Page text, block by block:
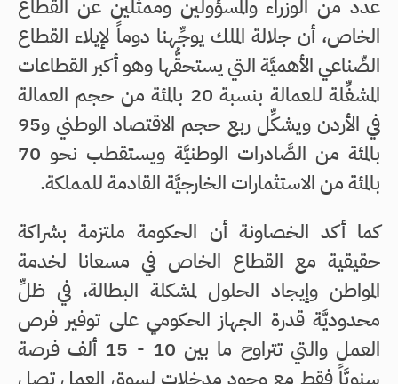
عدد من الوزراء والمسؤولين وممثلين عن القطاع
الخاص، أن جلالة الملك يوجِّهنا دوماً لإيلاء القطاع
الصِّناعي الأهميَّة التي يستحقُّها وهو أكبر القطاعات
المشغِّلة للعمالة بنسبة 20 بالمئة من حجم العمالة
في الأردن ويشكِّل ربع حجم الاقتصاد الوطني و95
بالمئة من الصَّادرات الوطنيَّة ويستقطب نحو 70
بالمئة من الاستثمارات الخارجيَّة القادمة للمملكة.
كما أكد الخصاونة أن الحكومة ملتزمة بشراكة
حقيقية مع القطاع الخاص في مسعانا لخدمة
المواطن وإيجاد الحلول لمشكلة البطالة، في ظلِّ
محدوديَّة قدرة الجهاز الحكومي على توفير فرص
العمل والتي تتراوح ما بين 10 - 15 ألف فرصة